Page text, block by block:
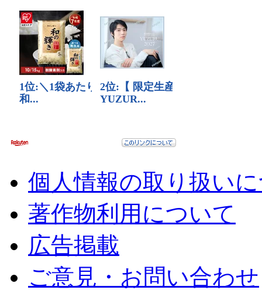
個人情報の取り扱い
著作物利用について
広告掲載
ご意見・お問い合わせ